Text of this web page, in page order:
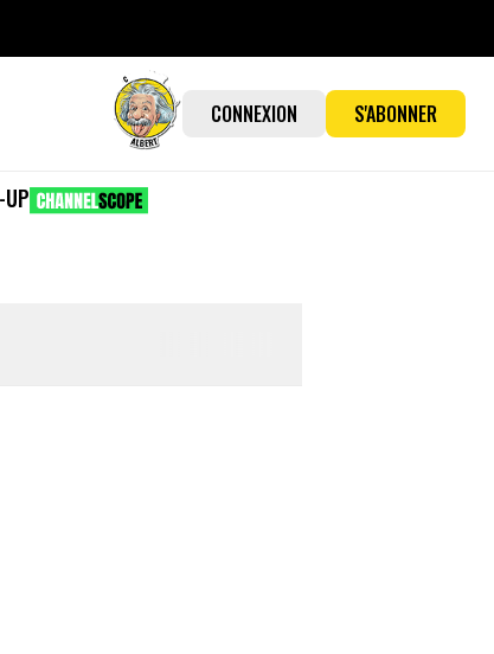
CONNEXION S'ABONNER
UP